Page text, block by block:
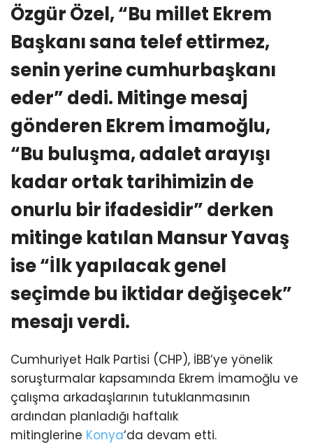
Özgür Özel, “Bu millet Ekrem
Başkanı sana telef ettirmez,
senin yerine cumhurbaşkanı
eder” dedi. Mitinge mesaj
gönderen Ekrem İmamoğlu,
“Bu buluşma, adalet arayışı
kadar ortak tarihimizin de
onurlu bir ifadesidir” derken
mitinge katılan Mansur Yavaş
ise “İlk yapılacak genel
seçimde bu iktidar değişecek”
mesajı verdi.
Cumhuriyet Halk Partisi (CHP), İBB’ye yönelik
soruşturmalar kapsamında Ekrem İmamoğlu ve
çalışma arkadaşlarının tutuklanmasının
ardından planladığı haftalık
mitinglerine Konya‘da devam etti.